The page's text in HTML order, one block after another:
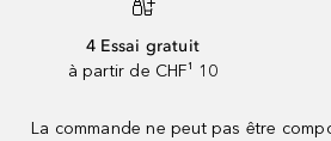
4 Essai gratuit
à partir de CHF¹ 10
La commande ne peut pas être